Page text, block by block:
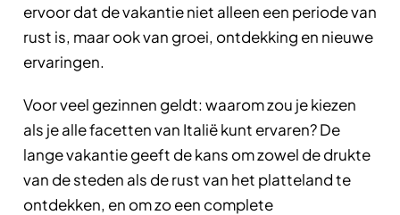
ervoor dat de vakantie niet alleen een periode van
rust is, maar ook van groei, ontdekking en nieuwe
ervaringen.
Voor veel gezinnen geldt: waarom zou je kiezen
als je alle facetten van Italië kunt ervaren? De
lange vakantie geeft de kans om zowel de drukte
van de steden als de rust van het platteland te
ontdekken, en om zo een complete